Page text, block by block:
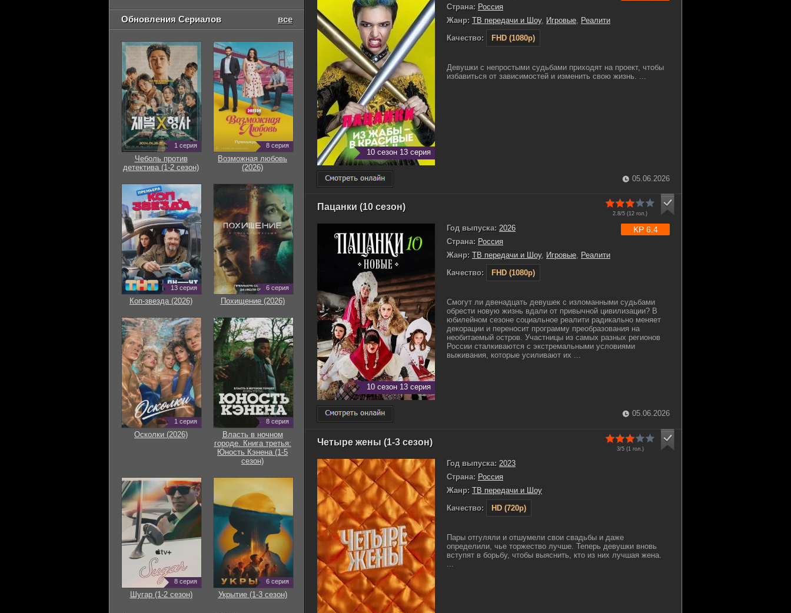
10 сезон 13 серия
Страна: Россия
Жанр: ТВ передачи и Шоу, Игровые Реалити
Качество:
FHD (1080p)
Девушки с непростыми судьбами приходят на проект, чтобы
избавиться от зависимостей и изменить свою жизнь. ...
05.06.2026
Пацанки (10 сезон)
2.8/5 (12 гол.)
10 сезон 13 серия
Год выпуска: 2026
Страна: Россия
Жанр: ТВ передачи и Шоу, Игровые, Реалити
Качество:
FHD (1080p)
KP 6.4
Смогут ли двенадцать девушек с изломанными судьбами
обрести новую жизнь вдали от привычной цивилизации? В
юбилейном сезоне социальное реалити радикально меняет
декорации и переносит программу преобразования на
необитаемый остров. Участницы из самых разных регионов
России сталкиваются с экстремальными условиями
выживания, которые усиливают их ...
05.06.2026
Четыре жены (1-3 сезон)
3/5 (1 гол.)
Год выпуска: 2023
Страна: Россия
Жанр: ТВ передачи и Шоу
Качество:
HD (720p)
Пары отгуляли и отшумели свои свадьбы и даже
определили, чье торжество лучше. Теперь девушки вновь
вступят в борьбу, чтобы выяснить, кто из них лучшая жена.
Обновления Сериалов все
1 серия
Чеболь против
детектива (1-2 сезон)
8 серия
Возможная любовь
(2026)
13 серия
Коп-звезда (2026)
6 серия
Похищение (2026)
1 серия
Осколки (2026)
8 серия
Власть в ночном
городе. Книга третья:
Юность Кэнена (1-5
сезон)
8 серия
Шугар (1-2 сезон)
6 серия
Укрытие (1-3 сезон)